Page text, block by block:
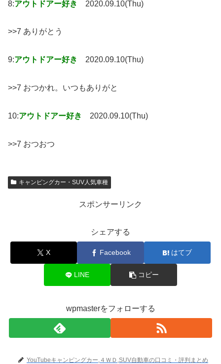
8:アウトドアー好き 2020.09.10(Thu)
>>7 ありがとう
9:アウトドアー好き 2020.09.10(Thu)
>>7 おつかれ。いつもありがと
10:アウトドアー好き 2020.09.10(Thu)
>>7 おつおつ
キャンピングカー・SUV人気車種
スポンサーリンク
シェアする
X Facebook はてブ
LINE コピー
wpmasterをフォローする
YouTubeキャンピングカー,４ＷＤ,SUV自動車の口コミ・評判まとめ